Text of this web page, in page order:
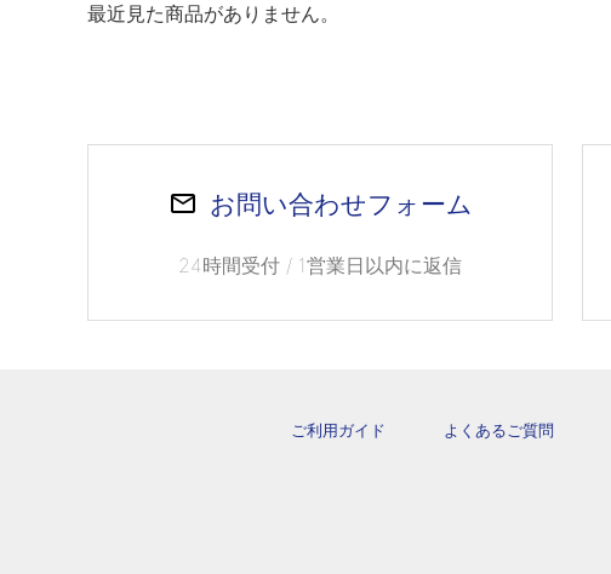
最近見た商品がありません。
お問い合わせフォーム
24時間受付 / 1営業日以内に返信
ご利用ガイド よくあるご質問